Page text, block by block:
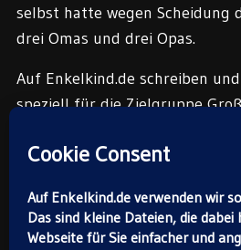
selbst hatte wegen Scheidung
drei Omas und drei Opas.
Auf Enkelkind.de schreiben
speziell für die Zielgruppe